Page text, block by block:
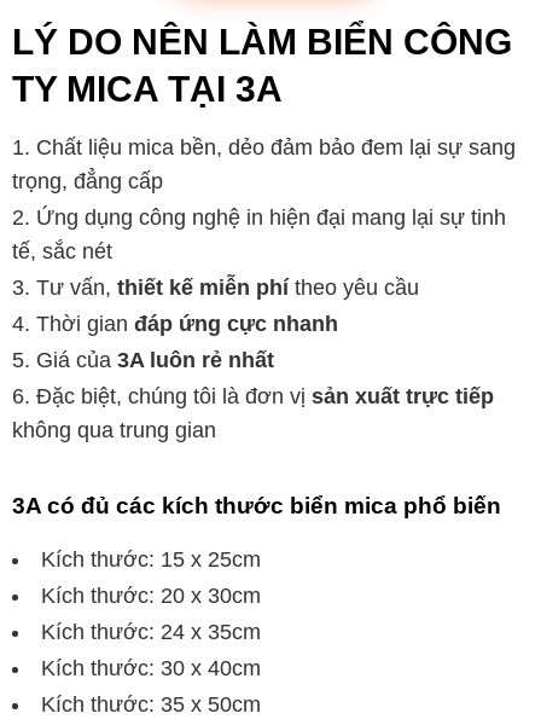
LÝ DO NÊN LÀM BIỂN CÔNG
TY MICA TẠI 3A
Chất liệu mica bền, dẻo đảm bảo đem lại sự sang
trọng, đẳng cấp
Ứng dụng công nghệ in hiện đại mang lại sự tinh
tế, sắc nét
Tư vấn, thiết kế miễn phítheo yêu cầu
Thời gian đáp ứng cực nhanh
Giá của 3A luôn rẻ nhất
Đặc biệt, chúng tôi là đơn vị sản xuất trực tiếp
không qua trung gian
3A có đủ các kích thước biển mica phổ biến
Kích thước: 15 x 25cm
Kích thước: 20 x 30cm
Kích thước: 24 x 35cm
Kích thước: 30 x 40cm
Kích thước: 35 x 50cm